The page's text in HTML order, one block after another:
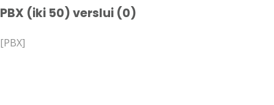
PBX (iki 50) verslui (0)
[PBX]